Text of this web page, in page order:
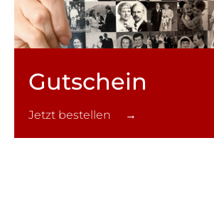
Gutschein
Jetzt bestellen →